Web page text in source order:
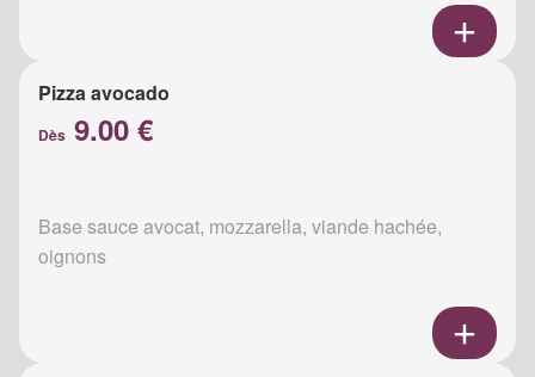
Pizza avocado
Dès 9.00 €
Base sauce avocat, mozzarella, viande hachée,
oignons